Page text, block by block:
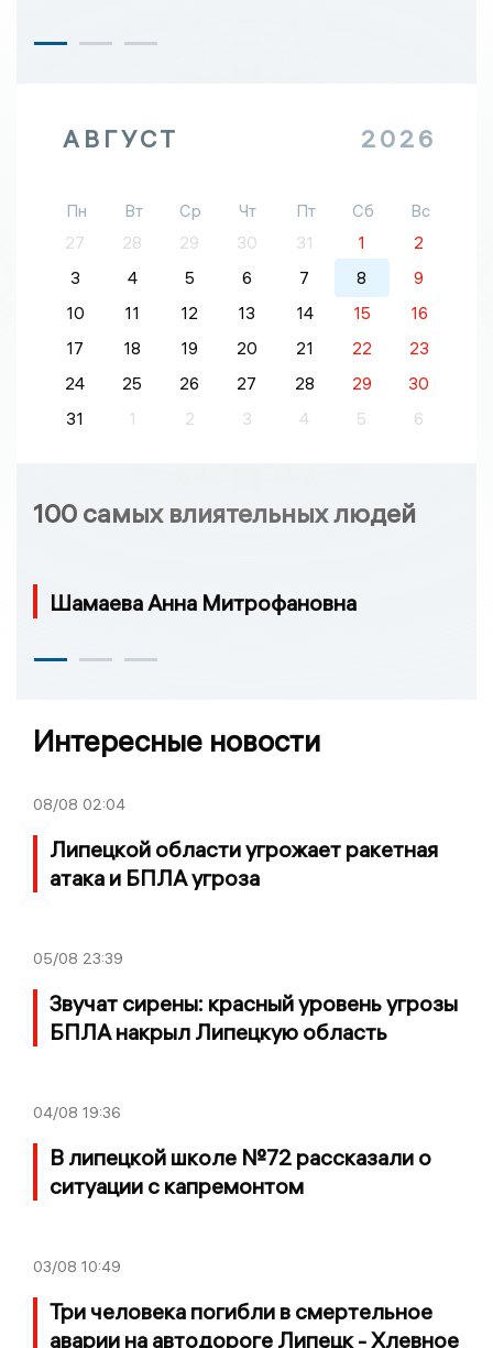
АВГУСТ 2026
Пн Вт Ср Чт Пт Сб
Вс
27
28 29 30 31 1
2
3
4 5 6 7 8
9
10
11 12 13 14 15
16
17
18 19 20 21 22
23
24
25 26 27 28 29
30
31
1 2 3 4 5 6
100 самых влиятельных людей
Шамаева Анна Митрофановна
Интересные новости
08/08 02:04
Липецкой области угрожает ракетная
атака и БПЛА угроза
05/08 23:39
Звучат сирены: красный уровень угрозы
БПЛА накрыл Липецкую область
04/08 19:36
В липецкой школе №72 рассказали о
ситуации с капремонтом
03/08 10:49
Три человека погибли в смертельное
аварии на автодороге Липецк - Хлевное